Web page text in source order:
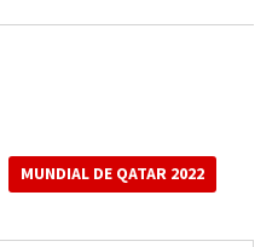
MUNDIAL DE QATAR 2022